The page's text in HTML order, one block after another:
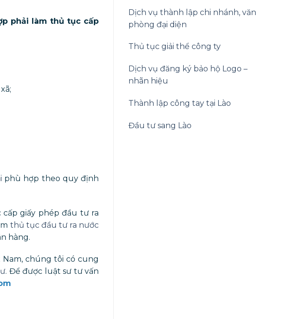
phải làm thủ tục cấp
phù hợp theo quy định
giấy phép đầu tư ra
thủ tục đầu tư ra nước
hàng.
chúng tôi có cung
. Để được luật sư tư vấn
Dịch vụ thành lập chi nhánh, văn
phòng đại diện
Thủ tục giải thể công ty
Dịch vụ đăng ký bảo hộ Logo –
nhãn hiệu
Thành lập công tay tại Lào
Đầu tư sang Lào